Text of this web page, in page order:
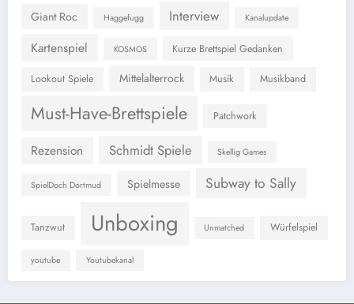
Giant Roc Haggefugg Interview Kanalupdate
Kartenspiel KOSMOS Kurze Brettspiel Gedanken
Lookout Spiele Mittelalterrock Musik Musikband
Must-Have-Brettspiele Patchwork
Rezension Schmidt Spiele Skellig Games
SpielDoch Dortmud Spielmesse Subway to Sally
Tanzwut Unboxing Unmatched Würfelspiel
youtube Youtubekanal